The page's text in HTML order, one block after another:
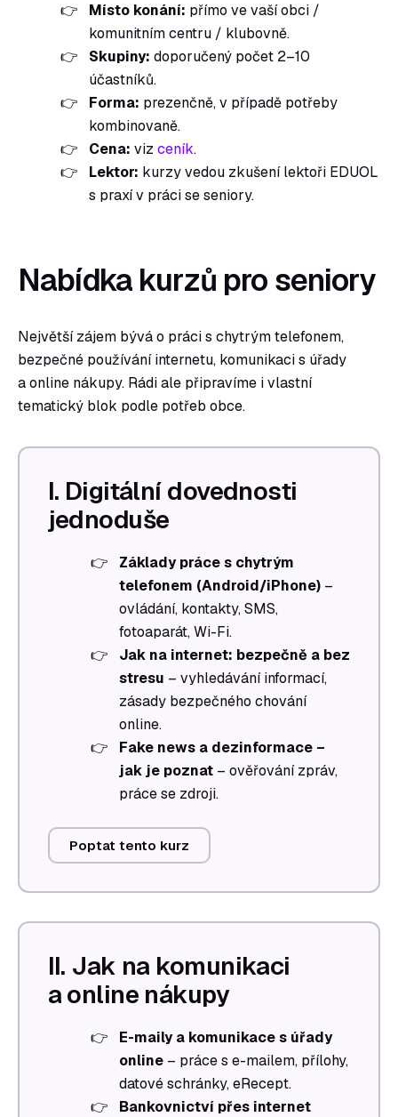
Místo konání: přímo ve vaší obci /
komunitním centru / klubovně.
Skupiny: doporučený počet 2–10
účastníků.
Forma: prezenčně, v případě potřeby
kombinovaně.
Cena: viz ceník.
Lektor: kurzy vedou zkušení lektoři EDUOL
s praxí v práci se seniory.
Nabídka kurzů pro seniory
Největší zájem bývá o práci s chytrým telefonem,
bezpečné používání internetu, komunikaci s úřady
a online nákupy. Rádi ale připravíme i vlastní
tematický blok podle potřeb obce.
I. Digitální dovednosti
jednoduše
Základy práce s chytrým
telefonem (Android/iPhone)–
ovládání, kontakty, SMS,
fotoaparát, Wi-Fi.
Jak na internet: bezpečně a bez
stresu – vyhledávání informací,
zásady bezpečného chování
online.
Fake news a dezinformace –
jak je poznat– ověřování zpráv,
práce se zdroji.
Poptat tento kurz
II. Jak na komunikaci
a online nákupy
E-maily a komunikace s úřady
online– práce s e-mailem, přílohy,
datové schránky, eRecept.
Bankovnictví přes internet